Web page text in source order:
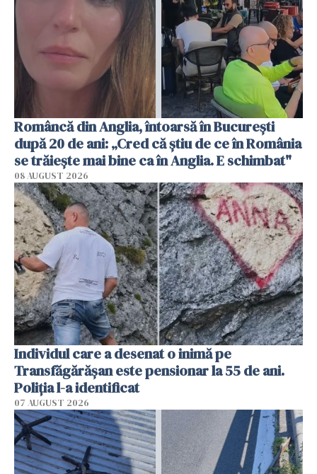
Româncă din Anglia, întoarsă în București
după 20 de ani: „Cred că știu de ce în România
se trăiește mai bine ca în Anglia. E schimbat"
08 AUGUST 2026
Individul care a desenat o inimă pe
Transfăgărășan este pensionar la 55 de ani.
Poliția l-a identificat
07 AUGUST 2026